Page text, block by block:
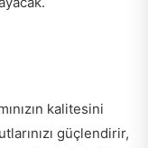
kalitesini
güçlendirir,